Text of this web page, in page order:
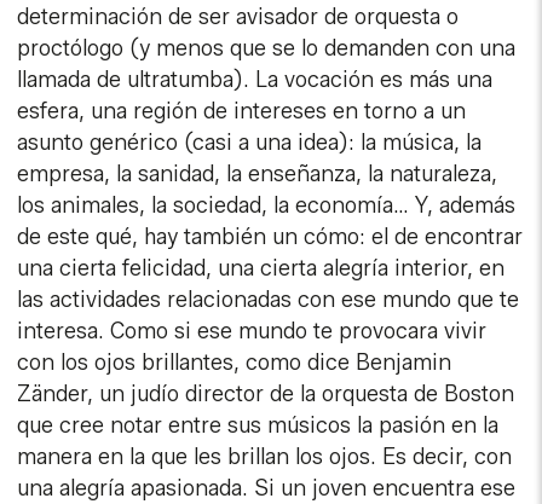
determinación de ser avisador de orquesta o
proctólogo (y menos que se lo demanden con una
llamada de ultratumba). La vocación es más una
esfera, una región de intereses en torno a un
asunto genérico (casi a una idea): la música, la
empresa, la sanidad, la enseñanza, la naturaleza,
los animales, la sociedad, la economía… Y, además
de este qué, hay también un cómo: el de encontrar
una cierta felicidad, una cierta alegría interior, en
las actividades relacionadas con ese mundo que te
interesa. Como si ese mundo te provocara vivir
con los ojos brillantes, como dice Benjamin
Zänder, un judío director de la orquesta de Boston
que cree notar entre sus músicos la pasión en la
manera en la que les brillan los ojos. Es decir, con
una alegría apasionada. Si un joven encuentra ese